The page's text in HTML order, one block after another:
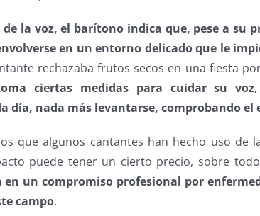
la voz, el barítono indica que, pese a su
en un entorno delicado que le
rechazaba frutos secos en una fiesta
ciertas medidas para cuidar su
día, nada más levantarse, comprobando el
que algunos cantantes han hecho uso de
puede tener un cierto precio, sobre
en un compromiso profesional por
campo.